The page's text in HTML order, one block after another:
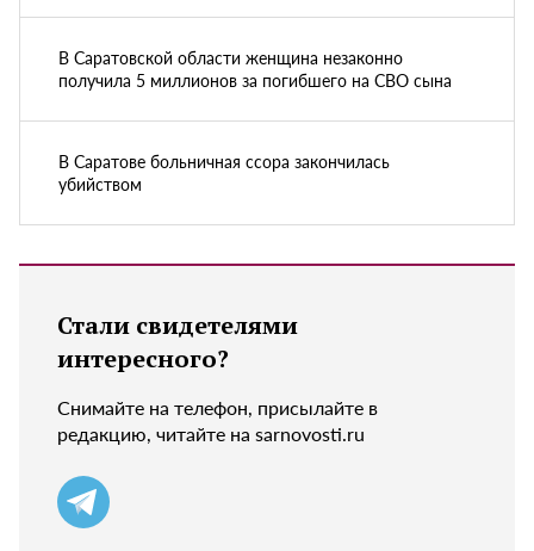
В Саратовской области женщина незаконно
получила 5 миллионов за погибшего на СВО сына
В Саратове больничная ссора закончилась
убийством
Стали свидетелями
интересного?
Снимайте на телефон, присылайте в
редакцию, читайте на sarnovosti.ru